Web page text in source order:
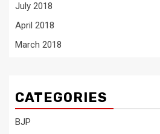
July 2018
April 2018
March 2018
CATEGORIES
BJP